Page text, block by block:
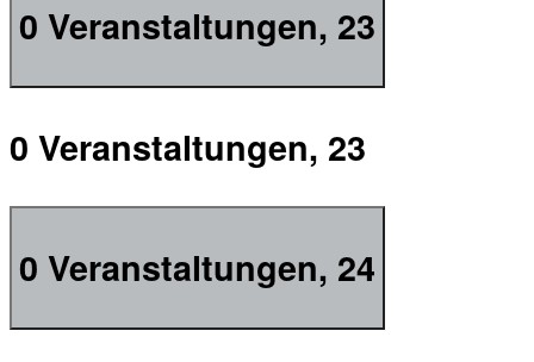
0 Veranstaltungen, 23
0 Veranstaltungen, 23
0 Veranstaltungen, 24